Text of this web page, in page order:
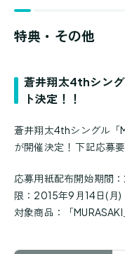
特典・その他
蒼井翔太4thシング
ト決定！！
蒼井翔太4thシングル「
が開催決定！ 下記応募
応募用紙配布開始期間
限：2015年9月14日(月)
対象商品：「